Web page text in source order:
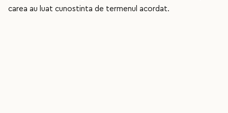
carea au luat cunostinta de termenul acordat.